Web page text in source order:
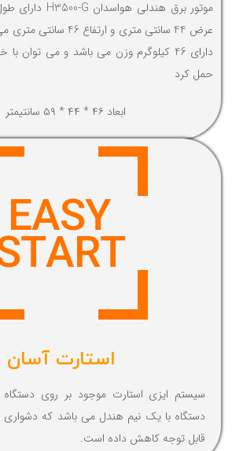
عرض 44 سانتی متری و
دارای 46 کیلوگرم وزن می باشد و می
حمل کرد
ابعاد ۴۶ * ۴۴ * ۵۹ سانتیمتر
استارت آسان
سیستم ایزی استارت موجود بر روی
دستگاه با یک نیم هندل می باشد که دشواری
قابل توجه کاهش داده است.